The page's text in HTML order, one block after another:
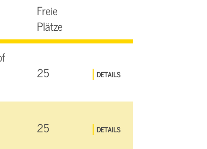
Freie
Plätze
25 DETAILS
25 DETAILS